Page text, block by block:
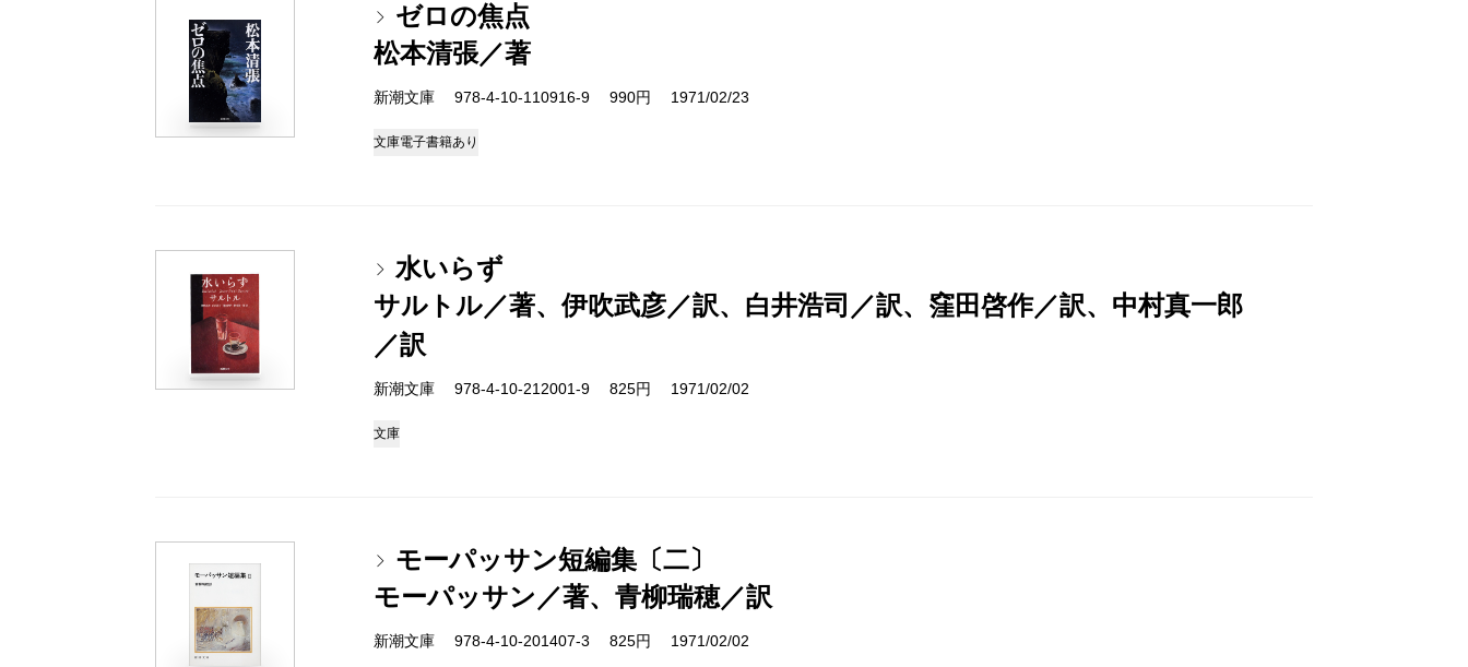
ゼロの焦点
松本清張／著
新潮文庫 978-4-10-110916-9 990円 1971/02/23
文庫電子書籍あり
水いらず
サルトル／著、伊吹武彦／訳、白井浩司／訳、窪田啓作／訳、中村真一郎
／訳
新潮文庫 978-4-10-212001-9 825円 1971/02/02
文庫
モーパッサン短編集〔二〕
モーパッサン／著、青柳瑞穂／訳
新潮文庫 978-4-10-201407-3 825円 1971/02/02